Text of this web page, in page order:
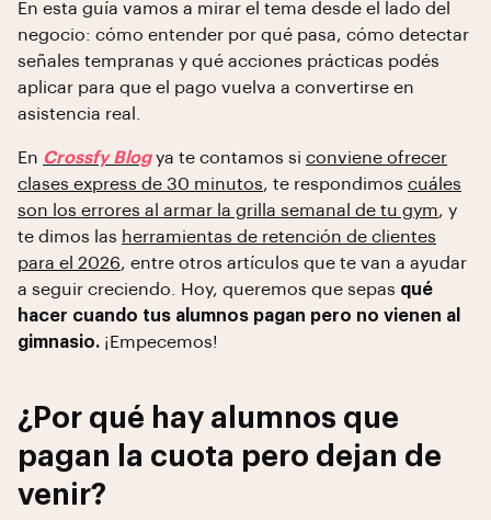
En esta guía vamos a mirar el tema desde el lado del
negocio: cómo entender por qué pasa, cómo detectar
señales tempranas y qué acciones prácticas podés
aplicar para que el pago vuelva a convertirse en
asistencia real.
En Crossfy Blogya te contamos si conviene ofrecer
clases express de 30 minutos, te respondimos cuáles
son los errores al armar la grilla semanal de tu gym, y
te dimos las herramientas de retención de clientes
para el 2026, entre otros artículos que te van a ayudar
a seguir creciendo. Hoy, queremos que sepas qué
hacer cuando tus alumnos pagan pero no vienen al
gimnasio. ¡Empecemos!
¿Por qué hay alumnos que
pagan la cuota pero dejan de
venir?